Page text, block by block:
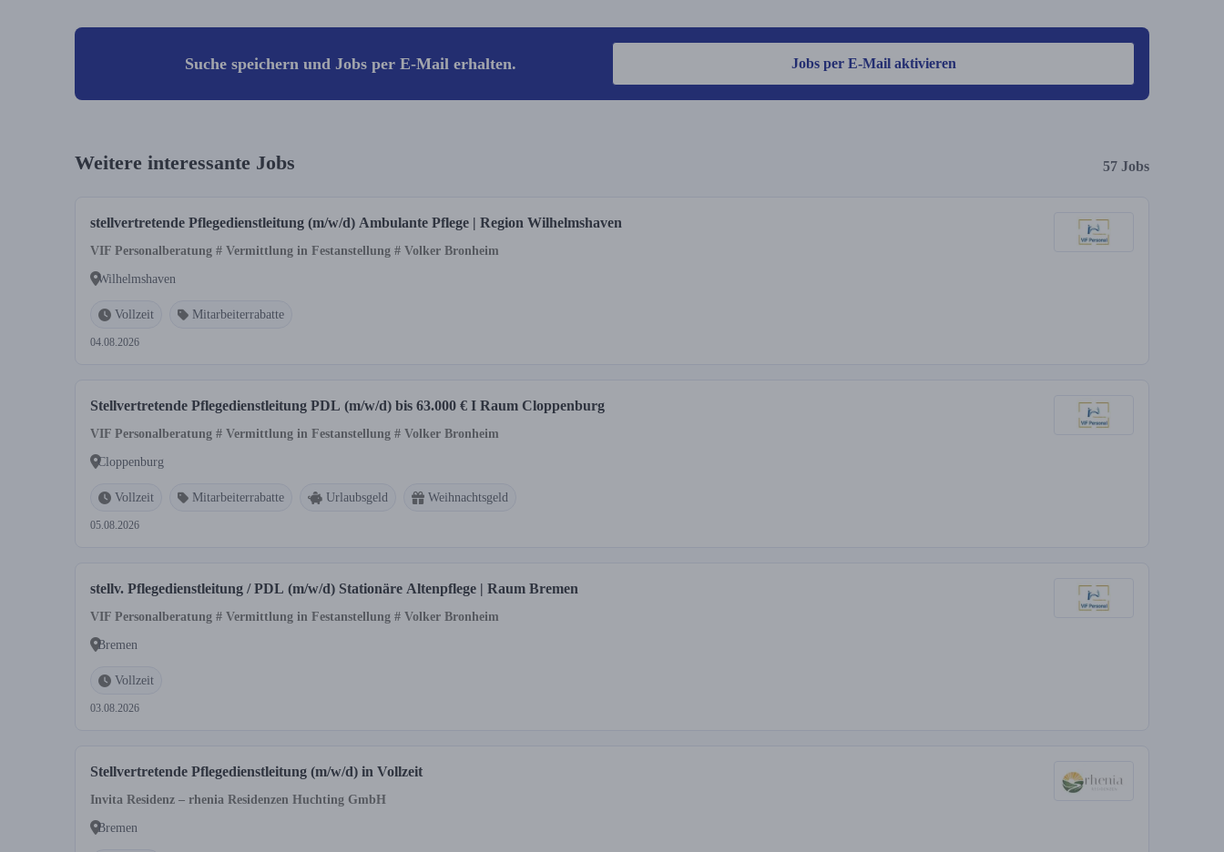
Suche speichern und Jobs per E-Mail erhalten. Jobs per E-Mail aktivieren
Weitere interessante Jobs 57 Jobs
stellvertretende Pflegedienstleitung (m/w/d) Ambulante Pflege | Region Wilhelmshaven
VIF Personalberatung # Vermittlung in Festanstellung # Volker Bronheim
Wilhelmshaven
Vollzeit Mitarbeiterrabatte
04.08.2026
Stellvertretende Pflegedienstleitung PDL (m/w/d) bis 63.000 € I Raum Cloppenburg
VIF Personalberatung # Vermittlung in Festanstellung # Volker Bronheim
Cloppenburg
Vollzeit Mitarbeiterrabatte Urlaubsgeld Weihnachtsgeld
05.08.2026
stellv. Pflegedienstleitung / PDL (m/w/d) Stationäre Altenpflege | Raum Bremen
VIF Personalberatung # Vermittlung in Festanstellung # Volker Bronheim
Bremen
Vollzeit
03.08.2026
Stellvertretende Pflegedienstleitung (m/w/d) in Vollzeit
Invita Residenz – rhenia Residenzen Huchting GmbH
Bremen